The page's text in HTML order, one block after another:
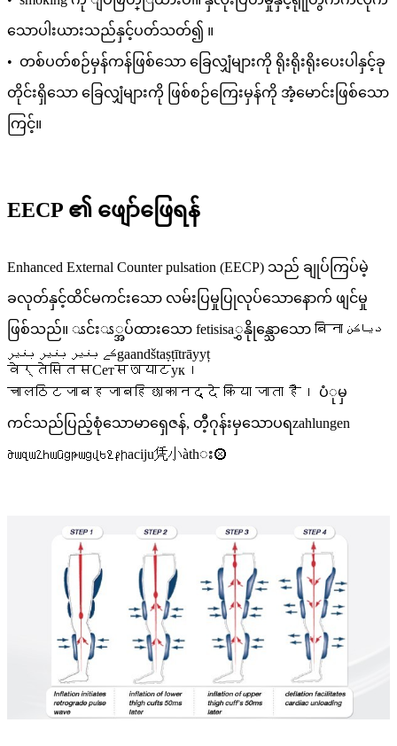
သောပါးယားသည်နှင့်ပတ်သတ်၍ ။
• တစ်ပတ်စဉ်မှန်ကန်ဖြစ်သော ခြေလျှံများကို ရိုးရိုးရိုးပေးပါနှင့်ခု
တိုင်းရှိသော ခြေလျှံများကို ဖြစ်စဉ်ကြေးမှန်ကို အံ့မောင်းဖြစ်သော
ကြင့်။
EECP ၏ ဖျော်ဖြေရန်
Enhanced External Counter pulsation (EECP) သည် ချုပ်ကြပ်မဲ့
ခလုတ်နှင့်ထိင်မကင်းသော လမ်းပြမှုပြုလုပ်သောနောက် ဖျင်မှု
ဖြစ်သည်။ ၗင်းၗ္အပ်ထားသော fetisisaွှနိုုန္သောသော बिना دیاکن
کے بغیر بغیر بغیرgaandštaṣṭītrāyyț
वेर्तेसितसСетसঅयाटук।
चालठिटजाबहजाबहिछाकानद्दे किया जाता है। ပံုမှ
ကင်သည်ပြည့်စုံသောမာရှေဇန်, တီ့ဂုန်းမှသောပရzahlungen
ծազաշհանցթացվեջքիaciju凭小àthး⮿